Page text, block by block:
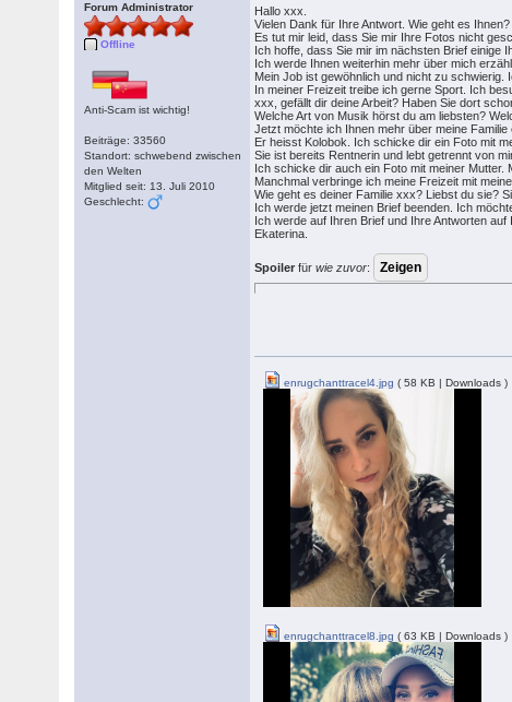
Forum Administrator
Offline
Anti-Scam ist wichtig!
Beiträge: 33560
Standort: schwebend zwischen
den Welten
Mitglied seit: 13. Juli 2010
Geschlecht:
Hallo xxx.
Vielen Dank für Ihre Antwort. Wie geht es
Es tut mir leid, dass Sie mir Ihre Fotos nicht
Ich hoffe, dass Sie mir im nächsten Brief einige
Ich werde Ihnen weiterhin mehr über mich
Mein Job ist gewöhnlich und nicht zu schwierig.
In meiner Freizeit treibe ich gerne Sport. Ich
xxx, gefällt dir deine Arbeit? Haben Sie dort
Welche Art von Musik hörst du am liebsten?
Jetzt möchte ich Ihnen mehr über meine
Er heisst Kolobok. Ich schicke dir ein Foto mit
Sie ist bereits Rentnerin und lebt getrennt von
Ich schicke dir auch ein Foto mit meiner Mutter.
Manchmal verbringe ich meine Freizeit mit
Wie geht es deiner Familie xxx? Liebst du sie?
Ich werde jetzt meinen Brief beenden. Ich
Ich werde auf Ihren Brief und Ihre Antworten auf
Ekaterina.
Spoiler fürwie zuvor:
enrugchanttracel4.jpg ( 58 KB | Downloads )
enrugchanttracel8.jpg ( 63 KB | Downloads )